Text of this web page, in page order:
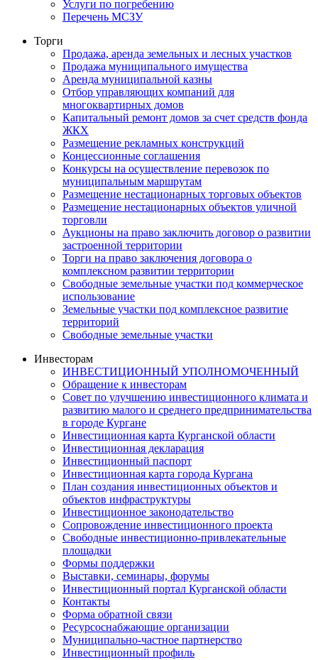
Услуги по погребению
Перечень МСЗУ
Торги
Продажа, аренда земельных и лесных участков
Продажа муниципального имущества
Аренда муниципальной казны
Отбор управляющих компаний для
многоквартирных домов
Капитальный ремонт домов за счет средств фонда
ЖКХ
Размещение рекламных конструкций
Концессионные соглашения
Конкурсы на осуществление перевозок по
муниципальным маршрутам
Размещение нестационарных торговых объектов
Размещение нестационарных объектов уличной
торговли
Аукционы на право заключить договор о развитии
застроенной территории
Торги на право заключения договора о
комплексном развитии территории
Свободные земельные участки под коммерческое
использование
Земельные участки под комплексное развитие
территорий
Свободные земельные участки
Инвесторам
ИНВЕСТИЦИОННЫЙ УПОЛНОМОЧЕННЫЙ
Обращение к инвесторам
Совет по улучшению инвестиционного климата и
развитию малого и среднего предпринимательства
в городе Кургане
Инвестиционная карта Курганской области
Инвестиционная декларация
Инвестиционный паспорт
Инвестиционная карта города Кургана
План создания инвестиционных объектов и
объектов инфраструктуры
Инвестиционное законодательство
Сопровождение инвестиционного проекта
Свободные инвестиционно-привлекательные
площадки
Формы поддержки
Выставки, семинары, форумы
Инвестиционный портал Курганской области
Контакты
Форма обратной связи
Ресурсоснабжающие организации
Муниципально-частное партнерство
Инвестиционный профиль